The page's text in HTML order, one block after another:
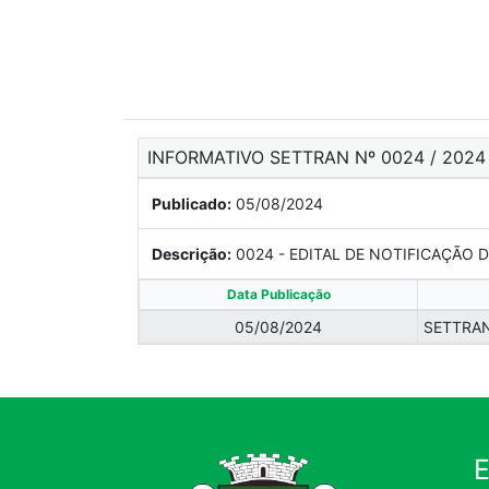
INFORMATIVO SETTRAN Nº 0024 / 2024
Publicado: 05/08/2024
Descrição: 0024 - EDITAL DE NOTIFICAÇÃO
Data Publicação
05/08/2024